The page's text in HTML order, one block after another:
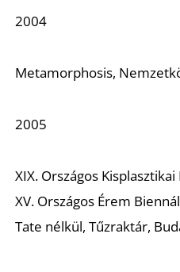
2004
Metamorphosis,
2005
XIX. Országos
XV. Országos Érem
Tate nélkül,Tűzraktár,